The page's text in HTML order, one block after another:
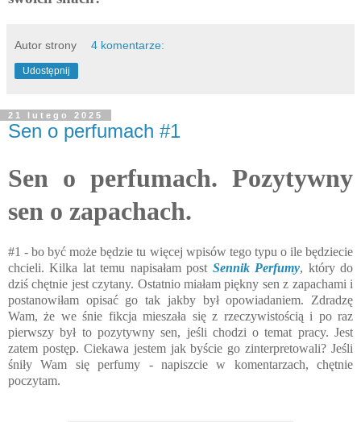
Autor strony 4 komentarze:
Udostępnij
21 lutego 2025
Sen o perfumach #1
Sen o perfumach. Pozytywny
sen o zapachach.
#1 - bo być może będzie tu więcej wpisów tego typu o ile będziecie
chcieli. Kilka lat temu napisałam post Sennik Perfumy, który do
dziś chętnie jest czytany. Ostatnio miałam piękny sen z zapachami i
postanowiłam opisać go tak jakby był opowiadaniem. Zdradzę
Wam, że we śnie fikcja mieszała się z rzeczywistością i po raz
pierwszy był to pozytywny sen, jeśli chodzi o temat pracy. Jest
zatem postęp. Ciekawa jestem jak byście go zinterpretowali? Jeśli
śniły Wam się perfumy - napiszcie w komentarzach, chętnie
poczytam.